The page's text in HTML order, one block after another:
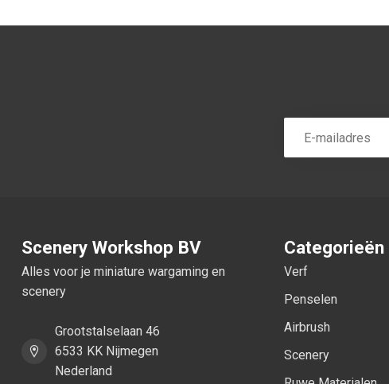
Scenery Workshop BV
Alles voor je miniature wargaming en
scenery
Grootstalselaan 46
6533 KK Nijmegen
Nederland
Categorieën
Verf
Penselen
Airbrush
Scenery